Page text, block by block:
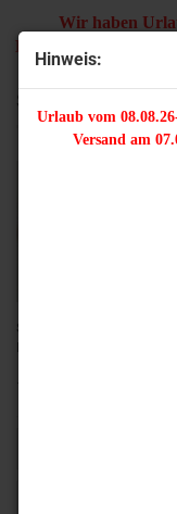
Hinweis:
Urlaub vom
Versand am
Wir haben
Es kann bestellt
Super Duo Beads
Super Duo beads sind